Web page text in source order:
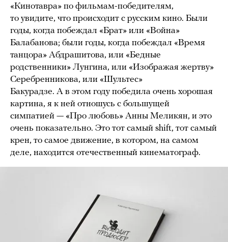
«Кинотавра» по фильмам-победителям,
то увидите, что происходит с русским кино. Были
годы, когда побеждал «Брат» или «Война»
Балабанова; были годы, когда побеждал «Время
танцора» Абдрашитова, или «Бедные
родственники» Лунгина, или «Изображая жертву»
Серебренникова, или «Шультес»
Бакурадзе. А в этом году победила очень хорошая
картина, я к ней отношусь с большущей
симпатией — «Про любовь» Анны Меликян, и это
очень показательно. Это тот самый shift, тот самый
крен, то самое движение, в котором, на самом
деле, находится отечественный кинематограф.